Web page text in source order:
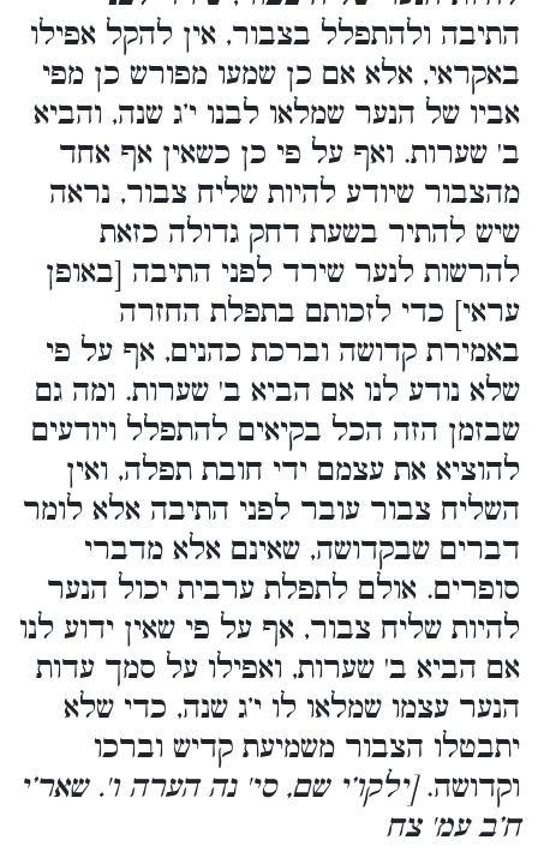
התיבה ולהתפלל בצבור, אין להקל אפילו
באקראי, אלא אם כן שמעו מפורש כן מפי
אביו של הנער שמלאו לבנו י’ג שנה, והביא
ב' שערות. ואף על פי כן כשאין אף אחד
מהצבור שיודע להיות שליח צבור, נראה
שיש להתיר בשעת דחק גדולה כזאת
להרשות לנער שירד לפני התיבה [באופן
עראי] כדי לזכותם בתפלת החזרה
באמירת קדושה וברכת כהנים, אף על פי
שלא נודע לנו אם הביא ב' שערות. ומה גם
שבזמן הזה הכל בקיאים להתפלל ויודעים
להוציא את עצמם ידי חובת תפלה, ואין
השליח צבור עובר לפני התיבה אלא לומר
דברים שבקדושה, שאינם אלא מדברי
סופרים. אולם לתפלת ערבית יכול הנער
להיות שליח צבור, אף על פי שאין ידוע לנו
אם הביא ב' שערות, ואפילו על סמך עדות
הנער עצמו שמלאו לו י’ג שנה, כדי שלא
יתבטלו הצבור משמיעת קדיש וברכו
וקדושה.[ילקו’י שם, סי' נה הערה ו'. שאר’י
ח’ב עמ' צח